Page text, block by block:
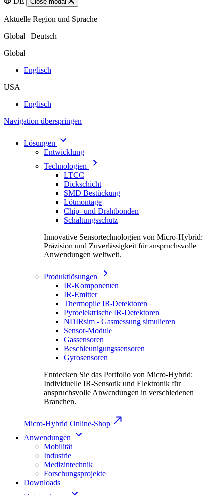
Close modal
Aktuelle Region und Sprache
Global | Deutsch
Global
Englisch
USA
Englisch
Navigation überspringen
Lösungen
Entwicklung
Technologien
LTCC
Dickschicht
SMD Bestückung
Lötmontage
Chip- und Drahtbonden
Schaltungsschutz
Innovative Sensortechnologien von Micro-Hybrid:
Präzision und Zuverlässigkeit für anspruchsvolle
Anwendungen weltweit.
Produktlösungen
IR-Komponenten
IR-Emitter
Thermopile IR-Detektoren
Pyroelektrische IR-Detektoren
NDIRsim - Gasmessung simulieren
Sensor-Module
Gassensoren
Beschleunigungssensoren
Gyrosensoren
Entdecken Sie das Portfolio von Micro-Hybrid:
Individuelle IR-Sensorik und Elektronik für
anspruchsvolle Anwendungen in verschiedenen
Branchen.
Micro-Hybrid Online-Shop
Anwendungen
Mobilität
Industrie
Medizintechnik
Forschungsprojekte
Downloads